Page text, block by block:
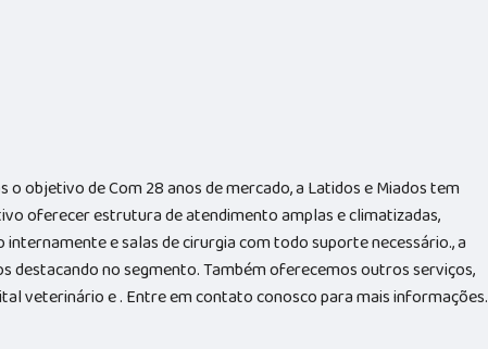
o objetivo de Com 28 anos de mercado, a Latidos e Miados tem
oferecer estrutura de atendimento amplas e climatizadas,
e salas de cirurgia com todo suporte necessário., a
destacando no segmento. Também oferecemos outros serviços,
veterinário e . Entre em contato conosco para mais informações.